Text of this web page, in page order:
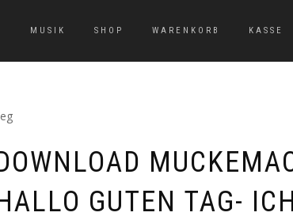
MUSIK SHOP WARENKORB KASSE
GUTEN TAG-